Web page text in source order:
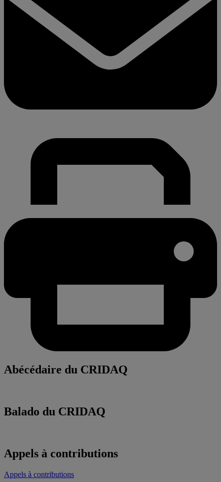
Abécédaire du CRIDAQ
Balado du CRIDAQ
Appels à contributions
Appels à contributions